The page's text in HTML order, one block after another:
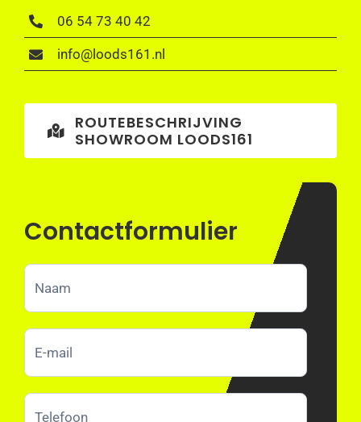
06 54 73 40 42
info@loods161.nl
ROUTEBESCHRIJVING
SHOWROOM LOODS161
Contactformulier
Loods161